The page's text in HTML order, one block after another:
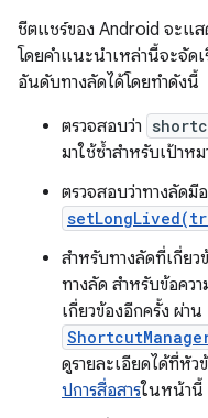
ชีตแชร์ของ Android จะแส
โดยคำแนะนำเหล่านี้จะจัด
อันดับทางลัดได้โดยทำดังนี้
ตรวจสอบว่า
มาใช้ซ้ำสำหรับเป้าห
ตรวจสอบว่าทางลัดมี
สำหรับทางลัดที่เกี่ย
ทางลัด สำหรับข้อคว
เกี่ยวข้องอีกครั้ง ผ่าน
ดูรายละเอียดได้ที่หัว
ปการสื่อสารในหน้านี้